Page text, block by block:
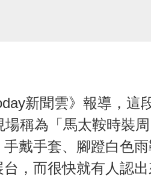
新聞雲》報導，這
稱為「馬太鞍時裝
戴手套、腳蹬白色
，而很快就有人認